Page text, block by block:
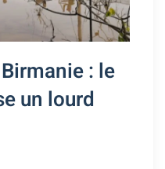
: le
un lourd